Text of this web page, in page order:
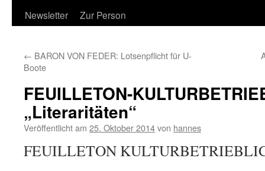
Newsletter
Zur Person
← BARON VON FEDER: Lotsenpflicht für U-
Boote
FEUILLETON-
„Literaritäten“
Veröffentlicht am 25. Oktober 2014von hannes
FEUILLETON